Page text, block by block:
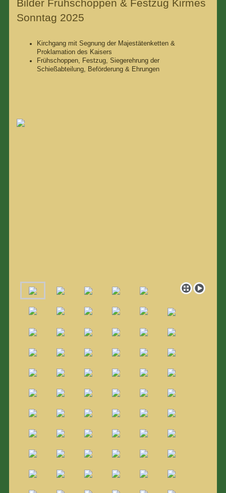
Bilder Frühschoppen & Festzug Kirmes
Sonntag 2025
Kirchgang mit Segnung der Majestätenketten &
Proklamation des Kaisers
Frühschoppen, Festzug, Siegerehrung der
Schießabteilung, Beförderung & Ehrungen